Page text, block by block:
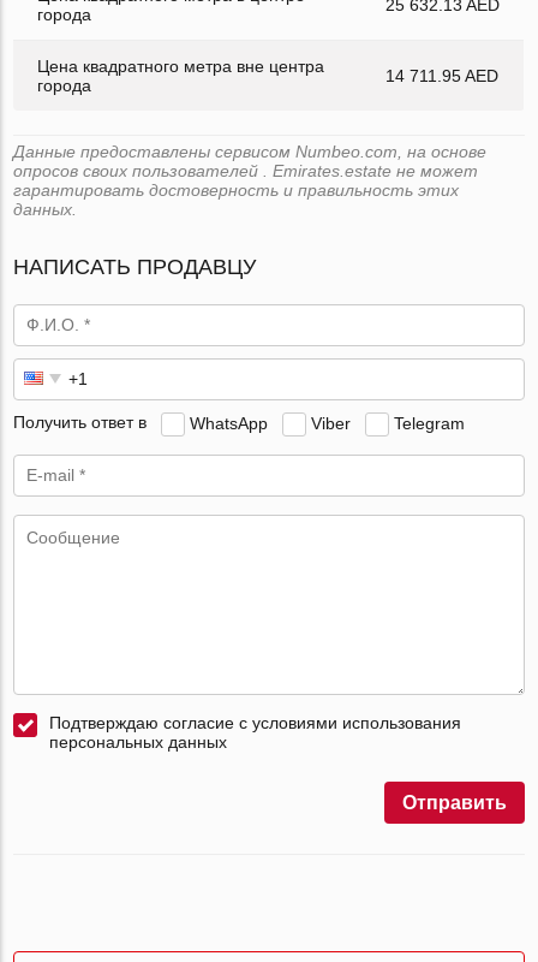
города
25 632.13 AED
Цена квадратного метра вне центра
города
14 711.95 AED
Данные предоставлены сервисом Numbeo.com, на основе
опросов своих пользователей . Emirates.estate не может
гарантировать достоверность и правильность этих
данных.
НАПИСАТЬ ПРОДАВЦУ
Получить ответ в WhatsApp Viber Telegram
Подтверждаю согласие с условиями использования
персональных данных
Отправить